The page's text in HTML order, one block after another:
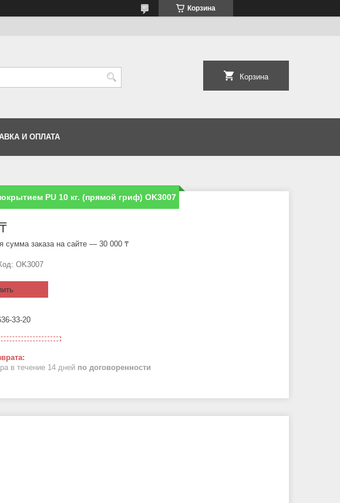
Корзина
Корзина
И ОПЛАТА
PU 10 кг. (прямой гриф) OK3007
сумма заказа на сайте — 30 000 ₸
OK3007
33-20
в течение 14 дней по договоренности